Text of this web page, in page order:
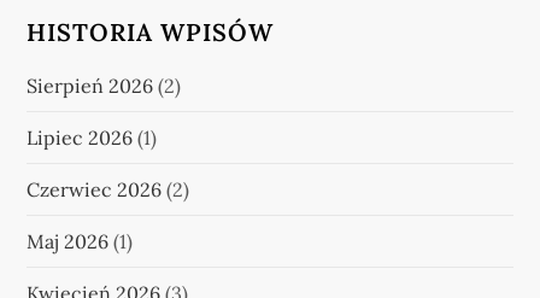
HISTORIA WPISÓW
Sierpień 2026 (2)
Lipiec 2026 (1)
Czerwiec 2026 (2)
Maj 2026 (1)
Kwiecień 2026 (3)